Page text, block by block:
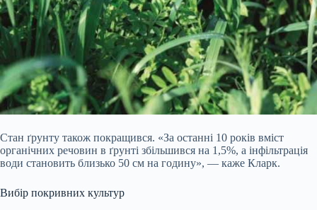
Стан ґрунту також покращився. «За останні 10 років вміст
органічних речовин в ґрунті збільшився на 1,5%, а інфільтрація
води становить близько 50 см на годину», — каже Кларк.
Вибір покривних культур